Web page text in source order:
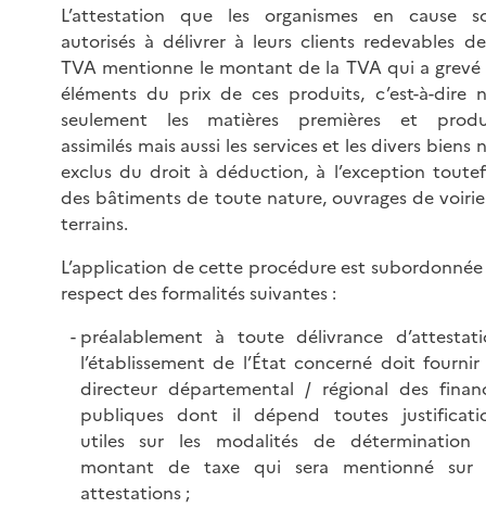
L’attestation que les organismes en cause
autorisés à délivrer à leurs clients redevables
TVA mentionne le montant de la TVA qui a grevé
éléments du prix de ces produits, c’est-à-dire
seulement les matières premières et
assimilés mais aussi les services et les divers biens
exclus du droit à déduction, à l’exception
des bâtiments de toute nature, ouvrages de
terrains.
L’application de cette procédure est
respect des formalités suivantes :
préalablement à toute délivrance
l’établissement de l’État concerné doit
directeur départemental / régional des
publiques dont il dépend toutes
utiles sur les modalités de détermination
montant de taxe qui sera mentionné sur
attestations ;